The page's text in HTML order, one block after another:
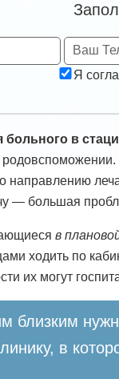
Я
больного в
направлению
— большая
в
ходить по
их могут
близким
в